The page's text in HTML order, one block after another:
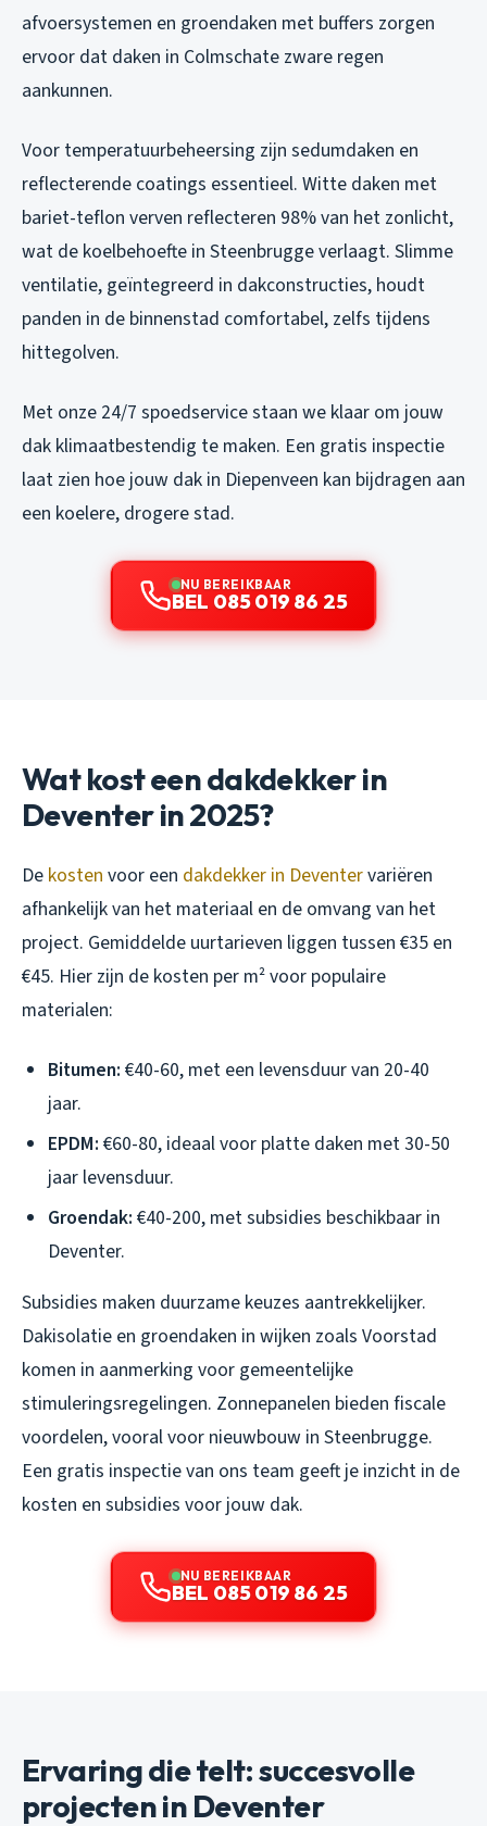
afvoersystemen en groendaken met buffers zorgen
ervoor dat daken in Colmschate zware regen
aankunnen.
Voor temperatuurbeheersing zijn sedumdaken en
reflecterende coatings essentieel. Witte daken met
bariet-teflon verven reflecteren 98% van het zonlicht,
wat de koelbehoefte in Steenbrugge verlaagt. Slimme
ventilatie, geïntegreerd in dakconstructies, houdt
panden in de binnenstad comfortabel, zelfs tijdens
hittegolven.
Met onze 24/7 spoedservice staan we klaar om jouw
dak klimaatbestendig te maken. Een gratis inspectie
laat zien hoe jouw dak in Diepenveen kan bijdragen aan
een koelere, drogere stad.
NU BEREIKBAAR
BEL 085 019 86 25
Wat kost een dakdekker in
Deventer in 2025?
De kosten voor een dakdekker in Deventervariëren
afhankelijk van het materiaal en de omvang van het
project. Gemiddelde uurtarieven liggen tussen €35 en
€45. Hier zijn de kosten per m² voor populaire
materialen:
Bitumen: €40-60, met een levensduur van 20-40
jaar.
EPDM: €60-80, ideaal voor platte daken met 30-50
jaar levensduur.
Groendak: €40-200, met subsidies beschikbaar in
Deventer.
Subsidies maken duurzame keuzes aantrekkelijker.
Dakisolatie en groendaken in wijken zoals Voorstad
komen in aanmerking voor gemeentelijke
stimuleringsregelingen. Zonnepanelen bieden fiscale
voordelen, vooral voor nieuwbouw in Steenbrugge.
Een gratis inspectie van ons team geeft je inzicht in de
kosten en subsidies voor jouw dak.
NU BEREIKBAAR
BEL 085 019 86 25
Ervaring die telt: succesvolle
projecten in Deventer